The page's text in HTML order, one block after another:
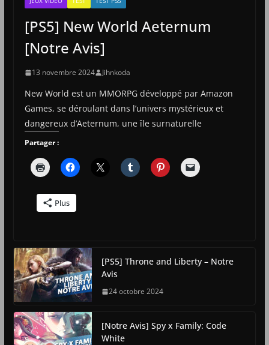
[PS5] New World Aeternum
[Notre Avis]
13 novembre 2024 Jihnkoda
New World est un MMORPG développé par Amazon
Games, se déroulant dans l’univers mystérieux et
dangereux d’Aeternum, une île surnaturelle
Partager :
Plus
[PS5] Throne and Liberty – Notre
Avis
24 octobre 2024
[Notre Avis] Spy x Family: Code
White